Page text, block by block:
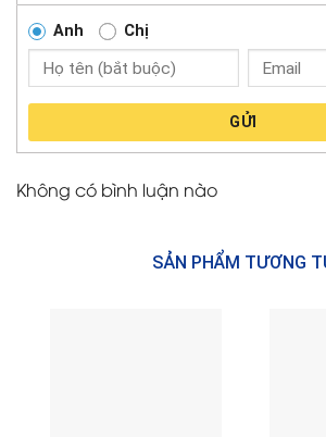
Anh Chị
GỬI
Không có bình luận nào
SẢN PHẨM TƯƠNG